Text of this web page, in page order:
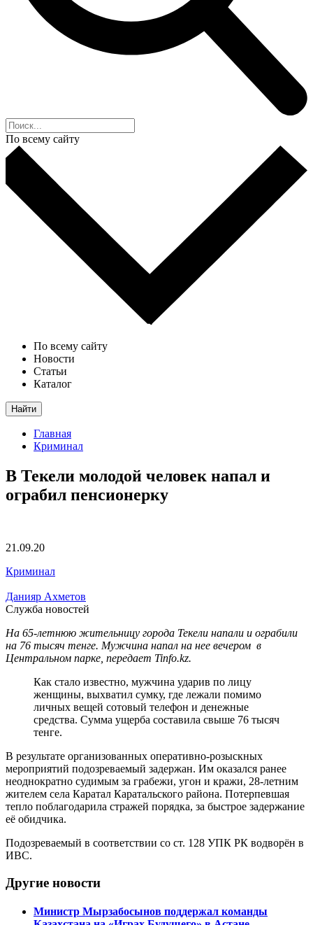
По всему сайту
По всему сайту
Новости
Статьи
Каталог
Найти
Главная
Криминал
В Текели молодой человек напал и
ограбил пенсионерку
21.09.20
Криминал
Данияр Ахметов
Служба новостей
На 65-летнюю жительницу города Текели напали и ограбили
на 76 тысяч тенге. Мужчина напал на нее вечером в
Центральном парке, передает Tinfo.kz.
Как стало известно, мужчина ударив по лицу
женщины, выхватил сумку, где лежали помимо
личных вещей сотовый телефон и денежные
средства. Сумма ущерба составила свыше 76 тысяч
тенге.
В результате организованных оперативно-розыскных
мероприятий подозреваемый задержан. Им оказался ранее
неоднократно судимым за грабежи, угон и кражи, 28-летним
жителем села Каратал Каратальского района. Потерпевшая
тепло поблагодарила стражей порядка, за быстрое задержание
её обидчика.
Подозреваемый в соответствии со ст. 128 УПК РК водворён в
ИВС.
Другие новости
Министр Мырзабосынов поддержал команды